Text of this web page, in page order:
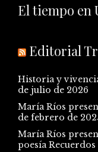
El tiempo en
Editorial
Historia y
de julio de 2026
María Ríos
de febrero de
María Ríos
poesía Recuerdos